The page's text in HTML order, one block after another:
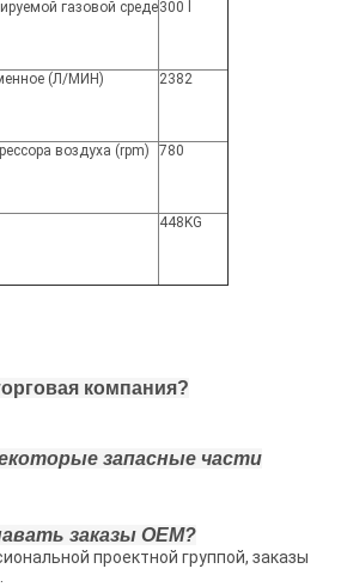
газовой среде300 l
(Л/МИН) 2382
воздуха (rpm) 780
448KG
компания?
запасные части
заказы OEM?
проектной группой, заказы